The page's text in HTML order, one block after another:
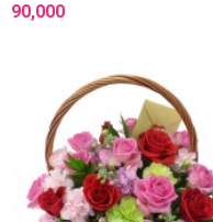
90,000